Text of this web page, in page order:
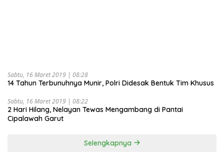
Sabtu, 16 Maret 2019 | 08:28
14 Tahun Terbunuhnya Munir, Polri Didesak Bentuk Tim Khusus
Sabtu, 16 Maret 2019 | 08:22
2 Hari Hilang, Nelayan Tewas Mengambang di Pantai
Cipalawah Garut
Selengkapnya